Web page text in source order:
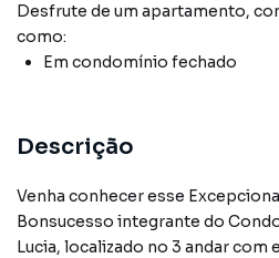
Desfrute de um apartamento,
como:
Em condomínio fechado
Descrição
Venha conhecer esse
Bonsucesso integrante do
Lucia, localizado no 3 andar com